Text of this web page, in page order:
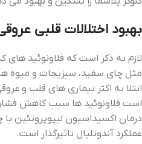
بهبود اختلالات قلبی
لازم به ذکر است که فلاونوئید
مثل چای سفید، سبزیجات و میوه
ابتلا به اکثر بیماری‌ های قلب و
است فلاونوئید ها سبب کاهش
درمان اکسیداسیون لیپوپروتئین
عملکرد آندوتلیال تاثیرگذار است.